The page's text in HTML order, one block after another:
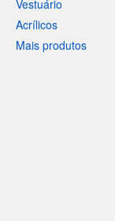
Vestuário
Acrílicos
Mais produtos